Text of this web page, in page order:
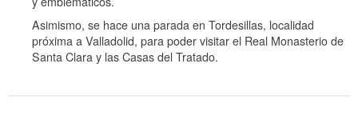
Asimismo, se hace una parada en Tordesillas, localidad
próxima a Valladolid, para poder visitar el Real Monasterio de
Santa Clara y las Casas del Tratado.